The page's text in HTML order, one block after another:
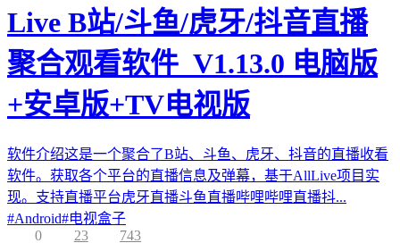
Live B站/斗鱼/虎牙/抖音直播
聚合观看软件_V1.13.0 电脑版
+安卓版+TV电视版
软件介绍这是一个聚合了B站、斗鱼、虎牙、抖音的直播收看
软件。获取各个平台的直播信息及弹幕，基于AllLive项目实
现。支持直播平台虎牙直播斗鱼直播哔哩哔哩直播抖...
#Android#电视盒子
0
23 743